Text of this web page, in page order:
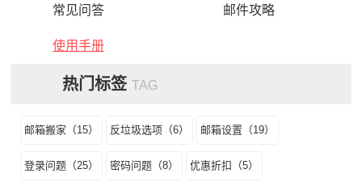
常见问答 邮件攻略
使用手册
热门标签 TAG
邮箱搬家（15） 反垃圾选项（6） 邮箱设置（19）
登录问题（25） 密码问题（8） 优惠折扣（5）